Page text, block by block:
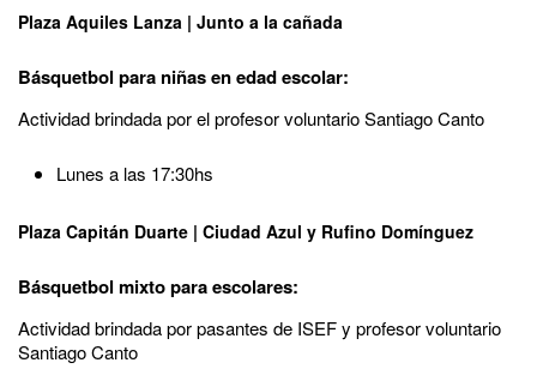
Plaza Aquiles Lanza | Junto a la cañada
Básquetbol para niñas en edad escolar:
Actividad brindada por el profesor voluntario Santiago Canto
Lunes a las 17:30hs
Plaza Capitán Duarte | Ciudad Azul y Rufino Domínguez
Básquetbol mixto para escolares:
Actividad brindada por pasantes de ISEF y profesor voluntario
Santiago Canto